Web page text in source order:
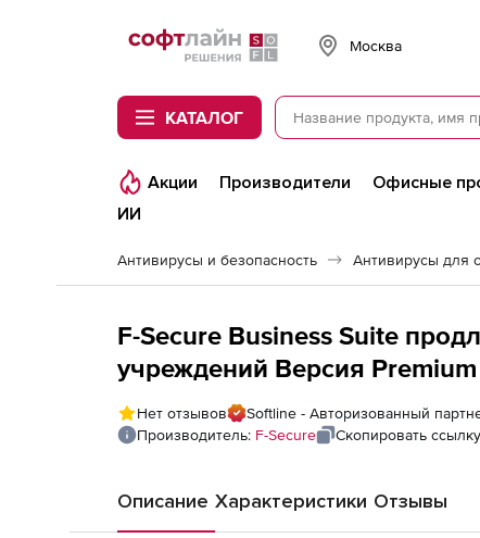
Softline
Москва
КАТАЛОГ
Акции Производители Офисные
ИИ
Антивирусы и безопасность Антивирусы для
F-Secure Business Suite
учреждений Версия
Нет отзывов
Softline - Авторизованный
Производитель: F-Secure Скопировать ссылку
Описание Характеристики Отзывы